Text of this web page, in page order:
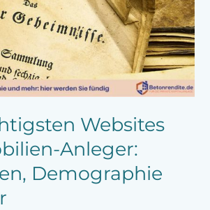
Websites
Anleger:
Demographie